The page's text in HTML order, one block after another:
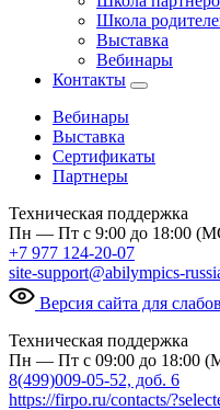
Школа
Выставка
Вебинары
Контакты
Вебинары
Выставка
Сертификаты
Партнеры
Техническая поддержка
Пн — Пт с 9:00 до 18:00
+7 977 124-20-07
site-support@abilympics-
Версия сайта для
Техническая поддержка
Пн — Пт с 09:00 до 18:00
8(499)009-05-52, доб. 6
https://firpo.ru/contacts/